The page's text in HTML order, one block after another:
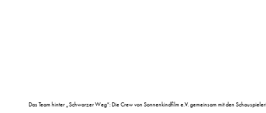
Das Team hinter „Schwarzer Weg“: Die Crew von Sonnenkindfilm e.V. gemeinsam mit den